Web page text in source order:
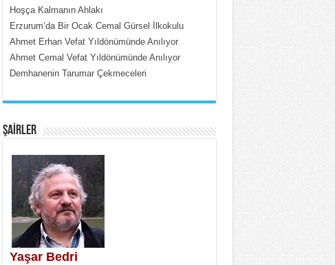
SATILMIŞ ÜMİT ÇETİNKAYA
Erkenlik...
Hoşça Kalmanın Ahlakı
Erzurum’da Bir Ocak Cemal Gürsel İlkokulu
Ahmet Erhan Vefat Yıldönümünde Anılıyor
Ahmet Cemal Vefat Yıldönümünde Anılıyor
Demhanenin Tarumar Çekmeceleri
ŞAİRLER
Yaşar Bedri